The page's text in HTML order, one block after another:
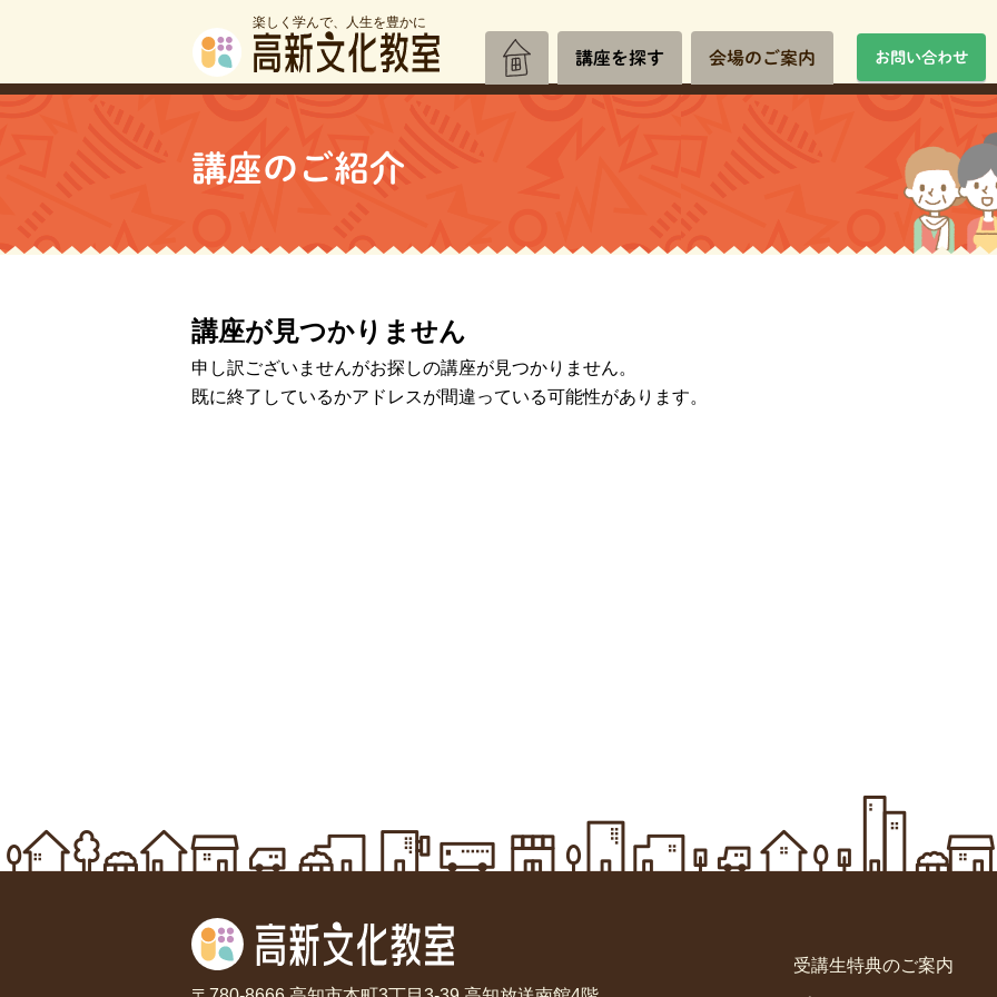
楽しく学んで、人生を豊かに
お問い合わせ
講座を探す 会場のご案内
講座のご紹介
講座が見つかりません
申し訳ございませんがお探しの講座が見つかりません。
既に終了しているかアドレスが間違っている可能性があります。
受講生特典のご案内